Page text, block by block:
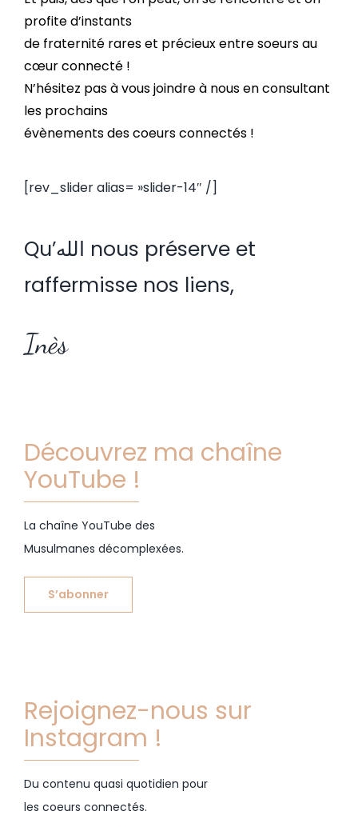
profite d’instants
de fraternité rares et précieux entre soeurs au
cœur connecté !
N’hésitez pas à vous joindre à nous en consultant
les prochains
évènements des coeurs connectés !
[rev_slider alias= »slider-14″ /]
Qu’الله nous préserve et
raffermisse nos liens,
Inès
Découvrez ma chaîne
YouTube !
La chaîne YouTube des
Musulmanes décomplexées.
S’abonner
Rejoignez-nous sur
Instagram !
Du contenu quasi quotidien pour
les coeurs connectés.